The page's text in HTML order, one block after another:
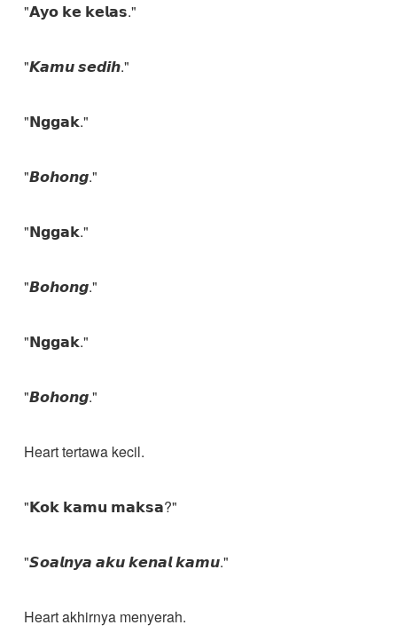
"𝗔𝘆𝗼 𝗸𝗲 𝗸𝗲𝗹𝗮𝘀."
"𝙆𝙖𝙢𝙪 𝙨𝙚𝙙𝙞𝙝."
"𝗡𝗴𝗴𝗮𝗸."
"𝘽𝙤𝙝𝙤𝙣𝙜."
"𝗡𝗴𝗴𝗮𝗸."
"𝘽𝙤𝙝𝙤𝙣𝙜."
"𝗡𝗴𝗴𝗮𝗸."
"𝘽𝙤𝙝𝙤𝙣𝙜."
Heart tertawa kecil.
"𝗞𝗼𝗸 𝗸𝗮𝗺𝘂 𝗺𝗮𝗸𝘀𝗮?"
"𝙎𝙤𝙖𝙡𝙣𝙮𝙖 𝙖𝙠𝙪 𝙠𝙚𝙣𝙖𝙡 𝙠𝙖𝙢𝙪."
Heart akhirnya menyerah.